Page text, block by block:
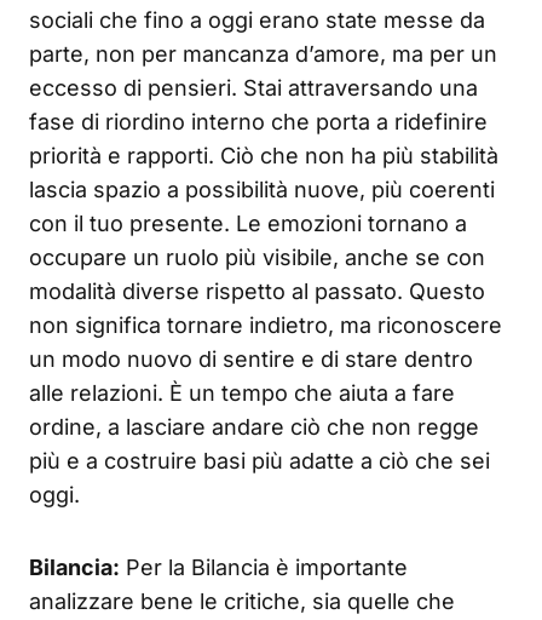
sociali che fino a oggi erano state messe da
parte, non per mancanza d’amore, ma per un
eccesso di pensieri. Stai attraversando una
fase di riordino interno che porta a ridefinire
priorità e rapporti. Ciò che non ha più stabilità
lascia spazio a possibilità nuove, più coerenti
con il tuo presente. Le emozioni tornano a
occupare un ruolo più visibile, anche se con
modalità diverse rispetto al passato. Questo
non significa tornare indietro, ma riconoscere
un modo nuovo di sentire e di stare dentro
alle relazioni. È un tempo che aiuta a fare
ordine, a lasciare andare ciò che non regge
più e a costruire basi più adatte a ciò che sei
oggi.
Bilancia: Per la Bilancia è importante
analizzare bene le critiche, sia quelle che